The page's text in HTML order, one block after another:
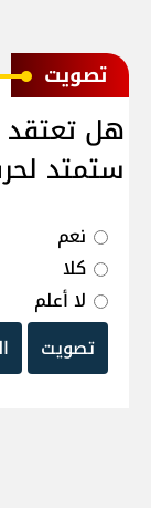
ﺗﺼﻮﻳﺖ
هل تعتقد
ستمتد
نعم
كلا
لا أعلم
تصويت